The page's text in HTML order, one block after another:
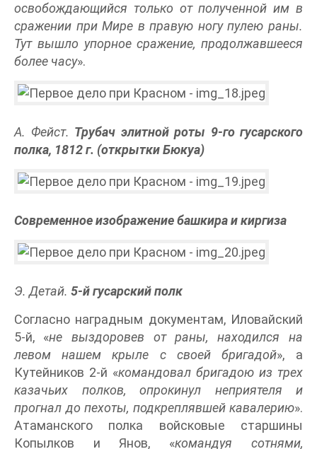
освобождающийся только от полученной им в
сражении при Мире в правую ногу пулею раны.
Тут вышло упорное сражение, продолжавшееся
более часу».
А. Фейст. Трубач элитной роты 9-го гусарского
полка, 1812 г. (открытки Бюкуа)
Современное изображение башкира и киргиза
Э. Детай. 5-й гусарский полк
Согласно наградным документам, Иловайский
5-й, «не выздоровев от раны, находился на
левом нашем крыле с своей бригадой», а
Кутейников 2-й «командовал бригадою из трех
казачьих полков, опрокинул неприятеля и
прогнал до пехоты, подкреплявшей кавалерию».
Атаманского полка войсковые старшины
Копылков и Янов, «командуя сотнями,